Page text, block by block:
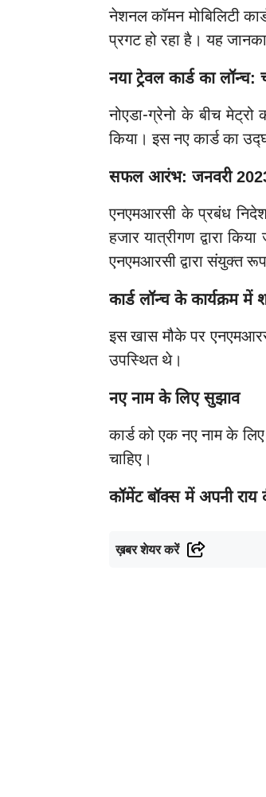
नेशनल कॉमन मोबिलिटी
प्रगट हो रहा है। यह
नया ट्रेवल कार्ड का
नोएडा-ग्रेनो के बीच
किया। इस नए कार्ड का
सफल आरंभ: जनवरी 2023
एनएमआरसी के प्रबंध
हजार यात्रीगण द्वारा
एनएमआरसी द्वारा संयुक्त
कार्ड लॉन्च के कार्यक्रम में
इस खास मौके पर
उपस्थित थे।
नए नाम के लिए सुझाव
कार्ड को एक नए नाम के
चाहिए।
कॉमेंट बॉक्स में अपनी राय
ख़बर शेयर करें